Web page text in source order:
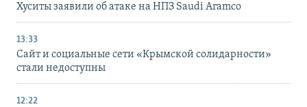
Хуситы заявили об атаке на НПЗ Saudi Aramco
13:33
Сайт и социальные сети «Крымской солидарности»
стали недоступны
12:22